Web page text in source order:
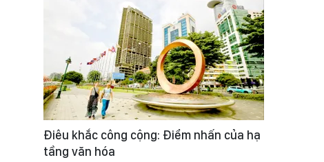
Điêu khắc công cộng: Điểm nhấn của hạ
tầng văn hóa